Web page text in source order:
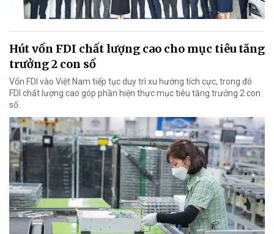
Hút vốn FDI chất lượng cao cho mục tiêu tăng
trưởng 2 con số
Vốn FDI vào Việt Nam tiếp tục duy trì xu hướng tích cực, trong đó
FDI chất lượng cao góp phần hiện thực mục tiêu tăng trưởng 2 con
số.